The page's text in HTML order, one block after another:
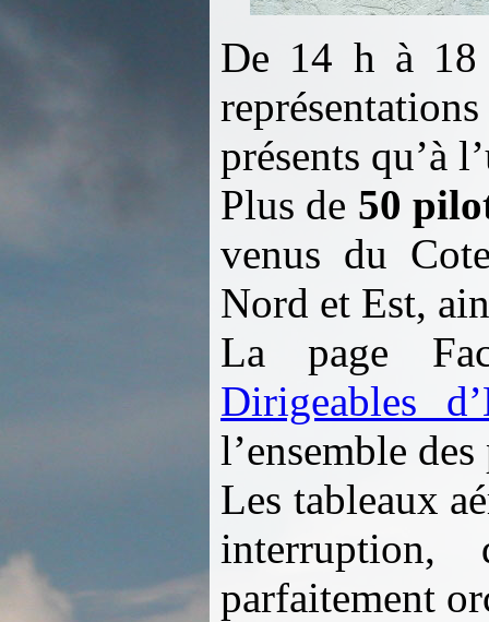
De 14 h à 18
présents qu’à
Plus de 50
venus du
Nord et Est,
La page
Dirigeables
l’ensemble
Les tableaux
parfaitement